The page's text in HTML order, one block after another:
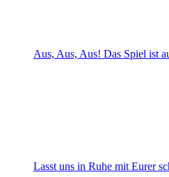
Aus, Aus, Aus! Das Spiel ist
Lasst uns in Ruhe mit Eurer